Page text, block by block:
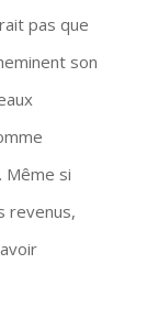
pas que
son
Même si
revenus,